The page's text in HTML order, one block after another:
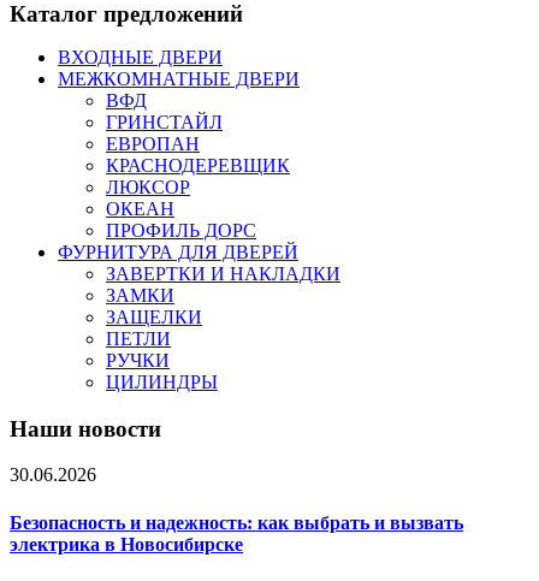
Каталог предложений
ВХОДНЫЕ ДВЕРИ
МЕЖКОМНАТНЫЕ ДВЕРИ
ВФД
ГРИНСТАЙЛ
ЕВРОПАН
КРАСНОДЕРЕВЩИК
ЛЮКСОР
ОКЕАН
ПРОФИЛЬ ДОРС
ФУРНИТУРА ДЛЯ ДВЕРЕЙ
ЗАВЕРТКИ И НАКЛАДКИ
ЗАМКИ
ЗАЩЕЛКИ
ПЕТЛИ
РУЧКИ
ЦИЛИНДРЫ
Наши новости
30.06.2026
Безопасность и надежность: как выбрать и вызвать
электрика в Новосибирске